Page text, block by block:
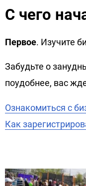
С чего
Первое. Изучите
Забудьте о
поудобнее, вас
Ознакомиться с
Как